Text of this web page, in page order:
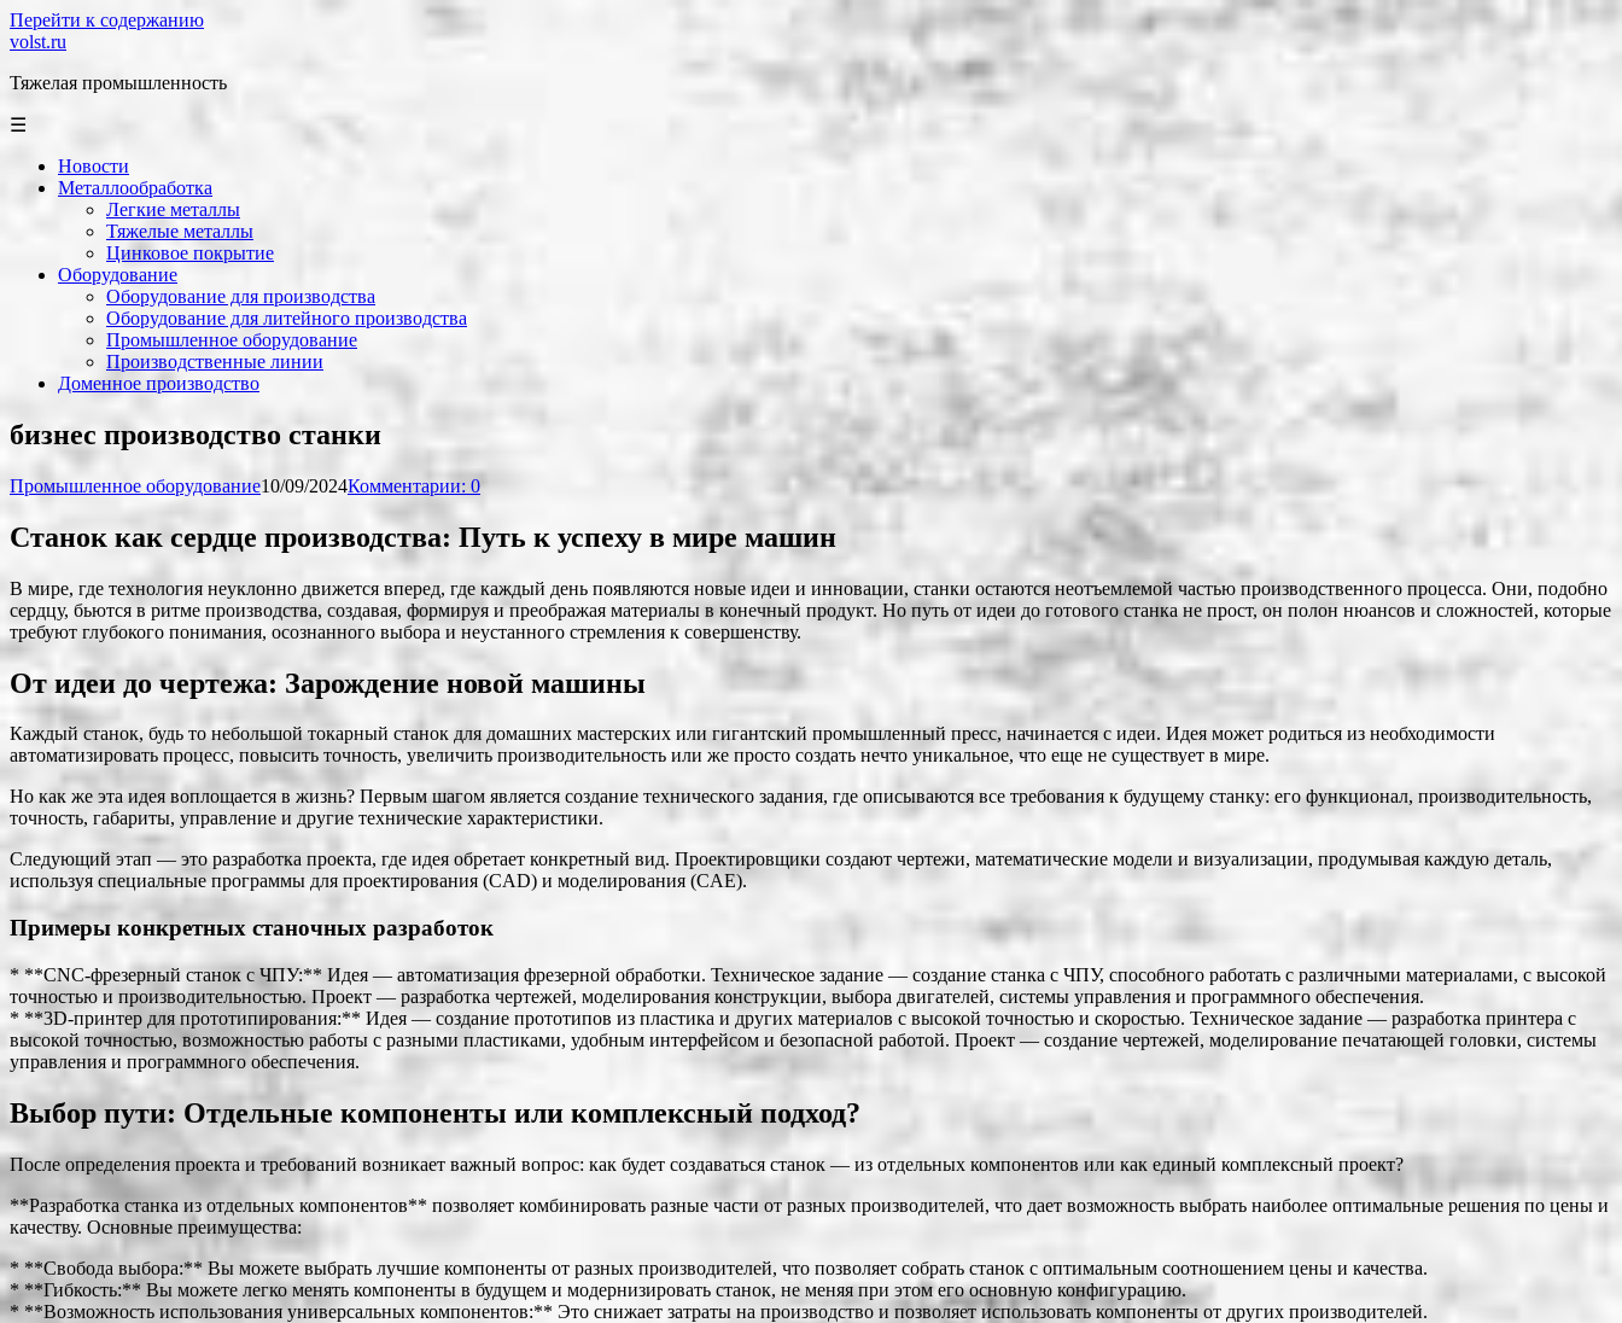
Перейти к содержанию
volst.ru
Тяжелая промышленность
☰
Новости
Металлообработка
Легкие металлы
Тяжелые металлы
Цинковое покрытие
Оборудование
Оборудование для производства
Оборудование для литейного производства
Промышленное оборудование
Производственные линии
Доменное производство
бизнес производство станки
Промышленное оборудование10/09/2024Комментарии: 0
Станок как сердце производства: Путь к успеху в мире машин
В мире, где технология неуклонно движется вперед, где каждый день появляются новые идеи и инновации, станки остаются неотъемлемой частью производственного процесса. Они, подобно
сердцу, бьются в ритме производства, создавая, формируя и преображая материалы в конечный продукт. Но путь от идеи до готового станка не прост, он полон нюансов и сложностей, которые
требуют глубокого понимания, осознанного выбора и неустанного стремления к совершенству.
От идеи до чертежа: Зарождение новой машины
Каждый станок, будь то небольшой токарный станок для домашних мастерских или гигантский промышленный пресс, начинается с идеи. Идея может родиться из необходимости
автоматизировать процесс, повысить точность, увеличить производительность или же просто создать нечто уникальное, что еще не существует в мире.
Но как же эта идея воплощается в жизнь? Первым шагом является создание технического задания, где описываются все требования к будущему станку: его функционал, производительность,
точность, габариты, управление и другие технические характеристики.
Следующий этап — это разработка проекта, где идея обретает конкретный вид. Проектировщики создают чертежи, математические модели и визуализации, продумывая каждую деталь,
используя специальные программы для проектирования (CAD) и моделирования (CAE).
Примеры конкретных станочных разработок
* **CNC-фрезерный станок с ЧПУ:** Идея — автоматизация фрезерной обработки. Техническое задание — создание станка с ЧПУ, способного работать с различными материалами, с высокой
точностью и производительностью. Проект — разработка чертежей, моделирования конструкции, выбора двигателей, системы управления и программного обеспечения.
* **3D-принтер для прототипирования:** Идея — создание прототипов из пластика и других материалов с высокой точностью и скоростью. Техническое задание — разработка принтера с
высокой точностью, возможностью работы с разными пластиками, удобным интерфейсом и безопасной работой. Проект — создание чертежей, моделирование печатающей головки, системы
управления и программного обеспечения.
Выбор пути: Отдельные компоненты или комплексный подход?
После определения проекта и требований возникает важный вопрос: как будет создаваться станок — из отдельных компонентов или как единый комплексный проект?
**Разработка станка из отдельных компонентов** позволяет комбинировать разные части от разных производителей, что дает возможность выбрать наиболее оптимальные решения по цены и
качеству. Основные преимущества:
* **Свобода выбора:** Вы можете выбрать лучшие компоненты от разных производителей, что позволяет собрать станок с оптимальным соотношением цены и качества.
* **Гибкость:** Вы можете легко менять компоненты в будущем и модернизировать станок, не меняя при этом его основную конфигурацию.
* **Возможность использования универсальных компонентов:** Это снижает затраты на производство и позволяет использовать компоненты от других производителей.